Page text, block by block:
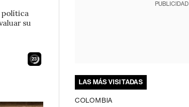
política
su
21
PUBLICIDAD
LAS MÁS VISITADAS
COLOMBIA